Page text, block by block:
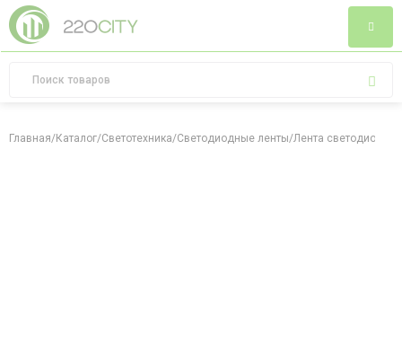
Главная/Каталог/Светотехника/Светодиодные ленты/Лента